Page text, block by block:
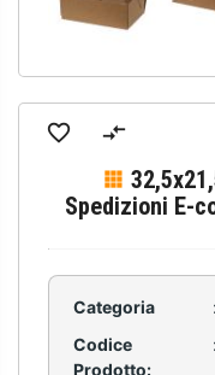
Spedizioni E-
Categoria :
Codice
Prodotto:
: